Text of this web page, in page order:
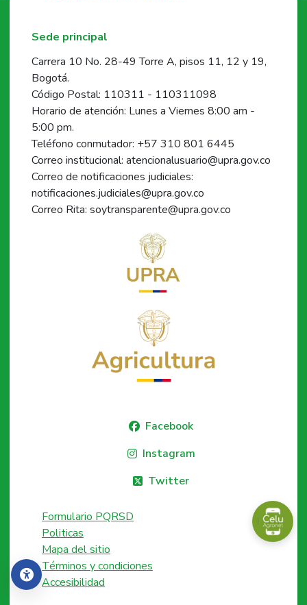
Accesibilidad
Sede principal
Carrera 10 No. 28-49 Torre A, pisos 11, 12 y 19,
Bogotá.
Código Postal: 110311 - 110311098
Horario de atención: Lunes a Viernes 8:00 am -
5:00 pm.
Teléfono conmutador: +57 310 801 6445
Correo institucional: atencionalusuario@upra.gov.co
Correo de notificaciones judiciales:
notificaciones.judiciales@upra.gov.co
Correo Rita: soytransparente@upra.gov.co
Facebook
Instagram
Twitter
Formulario PQRSD
Politicas
Mapa del sitio
Términos y condiciones
Accesibilidad